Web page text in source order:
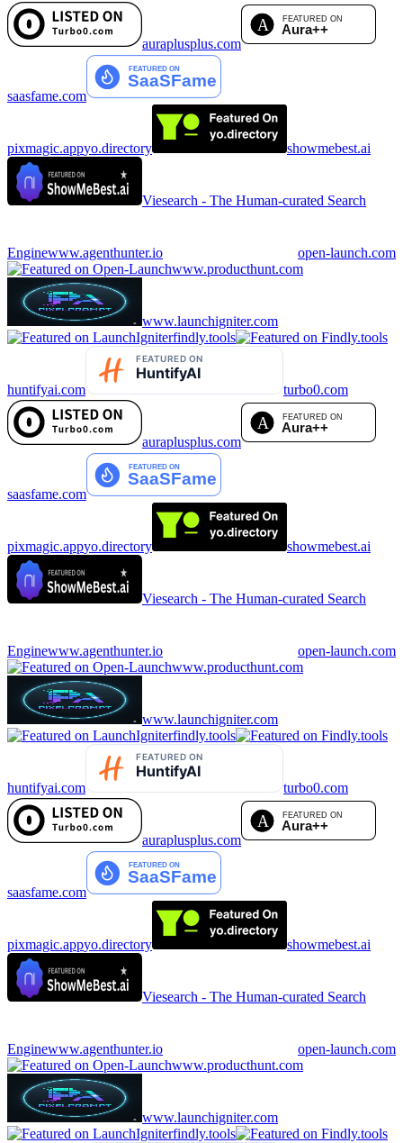
auraplusplus.com
saasfame.com
pixmagic.appyo.directory showmebest.ai
Viesearch - The Human-curated Search
Enginewww.agenthunter.io
open-launch.com
www.producthunt.com
www.launchigniter.com
findly.tools
huntifyai.com turbo0.com
auraplusplus.com
saasfame.com
pixmagic.appyo.directory showmebest.ai
Viesearch - The Human-curated Search
Enginewww.agenthunter.io
open-launch.com
www.producthunt.com
www.launchigniter.com
findly.tools
huntifyai.com turbo0.com
auraplusplus.com
saasfame.com
pixmagic.appyo.directory showmebest.ai
Viesearch - The Human-curated Search
Enginewww.agenthunter.io
open-launch.com
www.producthunt.com
www.launchigniter.com
findly.tools